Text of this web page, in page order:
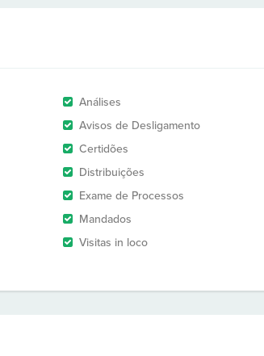
Análises
Avisos de Desligamento
Certidões
Distribuições
Exame de Processos
Mandados
Visitas in loco